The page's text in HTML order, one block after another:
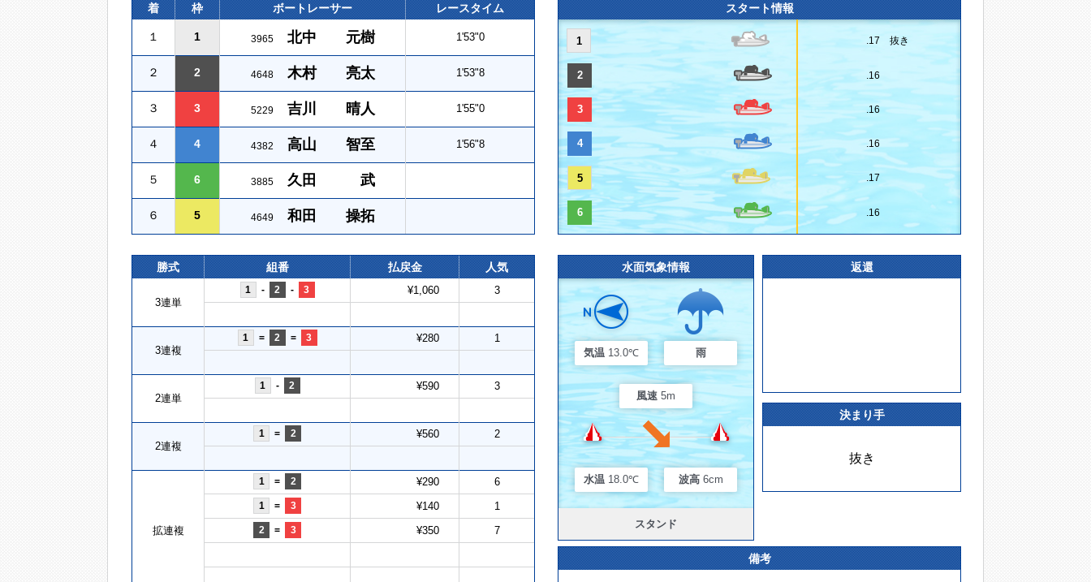
着 枠 ボートレーサー レースタイム
１ 1 3965 北中 元樹 1'53"0
２ 2 4648 木村 亮太 1'53"8
３ 3 5229 吉川 晴人 1'55"0
４ 4 4382 高山 智至 1'56"8
５ 6 3885 久田 武
６ 5 4649 和田 操拓
スタート情報
1 .17 抜き
2 .16
3 .16
4 .16
5 .17
6 .16
勝式 組番 払戻金 人気
3連単
1 - 2 - 3 ¥1,060 3
3連複
1 = 2 = 3 ¥280 1
2連単
1 - 2 ¥590 3
2連複
1 = 2 ¥560 2
拡連複
1 = 2 ¥290 6
1 = 3 ¥140 1
2 = 3 ¥350 7
水面気象情報
気温 13.0℃ 雨
風速 5m
水温 18.0℃ 波高 6cm
スタンド
返還
決まり手
抜き
備考